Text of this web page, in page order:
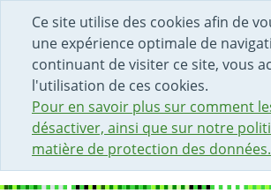
Ce site utilise des cookies afin de
une expérience optimale de
continuant de visiter ce site, vous
l'utilisation de ces cookies.
Pour en savoir plus sur comment
désactiver, ainsi que sur notre
matière de protection des données.
DÉBUT DU CONTENU DE LA PAGE
ACCÈS AU CHAMP DE RECHERCHE
PAGE D'ACCUEIL
FORMULAIRE DE CONTACT